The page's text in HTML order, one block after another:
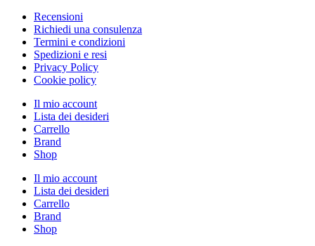
Recensioni
Richiedi una consulenza
Termini e condizioni
Spedizioni e resi
Privacy Policy
Cookie policy
Il mio account
Lista dei desideri
Carrello
Brand
Shop
Il mio account
Lista dei desideri
Carrello
Brand
Shop